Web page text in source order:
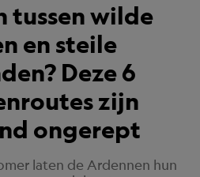
tussen wilde
en steile
Deze 6
zijn
ongerept
laten de Ardennen hun